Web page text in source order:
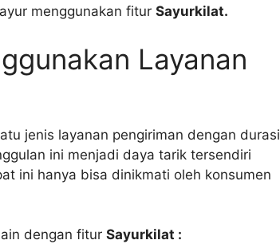
menggunakan fitur Sayurkilat.
Layanan
jenis layanan pengiriman dengan durasi
ini menjadi daya tarik tersendiri
ini hanya bisa dinikmati oleh konsumen
dengan fitur Sayurkilat :